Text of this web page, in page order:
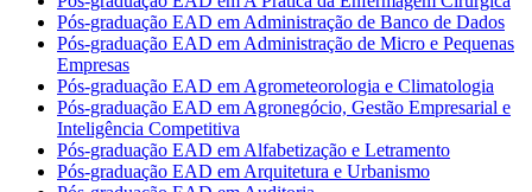
Pós-graduação EAD em Administração de Banco de Dados
Pós-graduação EAD em Administração de Micro e Pequenas
Empresas
Pós-graduação EAD em Agrometeorologia e Climatologia
Pós-graduação EAD em Agronegócio, Gestão Empresarial e
Inteligência Competitiva
Pós-graduação EAD em Alfabetização e Letramento
Pós-graduação EAD em Arquitetura e Urbanismo